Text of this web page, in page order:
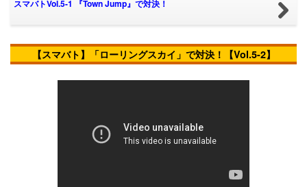
スマバトVol.5-1 『Town Jump』で対決！
【スマバト】 「ローリングスカイ」 で対決！【Vol.5-2】